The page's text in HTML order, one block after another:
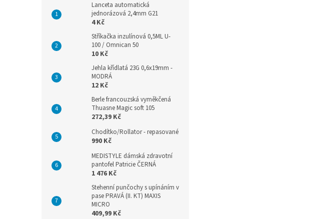
Lanceta automatická
jednorázová 2,4mm G21
4 Kč
Stříkačka inzulínová 0,5ML U-
100 / Omnican 50
10 Kč
Jehla křídlatá 23G 0,6x19mm -
MODRÁ
12 Kč
Berle francouzská vyměkčená
Thuasne Magic soft 105
272,39 Kč
Chodítko/Rollator - repasované
990 Kč
MEDISTYLE dámská zdravotní
pantofel Patricie ČERNÁ
1 476 Kč
Stehenní punčochy s upínáním v
pase PRAVÁ (II. KT) MAXIS
MICRO
409,99 Kč